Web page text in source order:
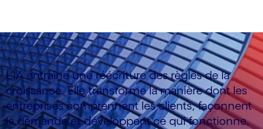
L'IA entraîne une réécriture des règles de la
croissance. Elle transforme la manière dont les
entreprises comprennent les clients, façonnent
la demande et développent ce qui fonctionne.